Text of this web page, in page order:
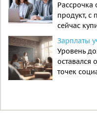
Рассрочка
продукт,
сейчас
Зарплаты
Уровень
оставался
точек